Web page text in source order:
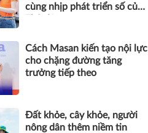
cùng nhịp phát triển số của
Cách Masan kiến tạo nội lực
cho chặng đường tăng
trưởng tiếp theo
Đất khỏe, cây khỏe, người
nông dân thêm niềm tin